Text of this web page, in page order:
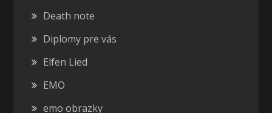
Death note
Diplomy pre vás
Elfen Lied
EMO
emo obrazky